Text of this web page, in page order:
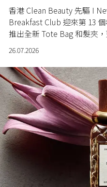
香港 Clean Beauty 先驅 I
Breakfast Club 迎來第 13
推出全新 Tote Bag 和髮夾
26.07.2026